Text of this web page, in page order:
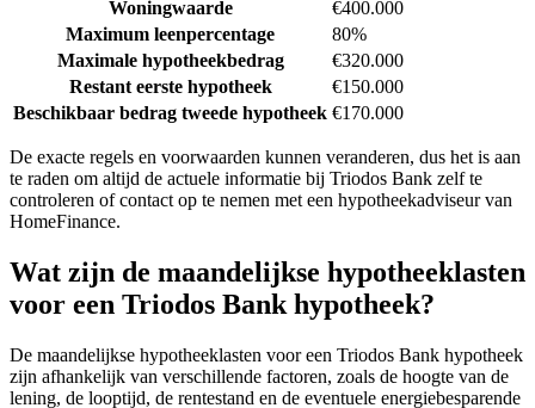
Woningwaarde
€400.000
Maximum leenpercentage
80%
Maximale hypotheekbedrag
€320.000
Restant eerste hypotheek
€150.000
Beschikbaar bedrag tweede hypotheek €170.000
De exacte regels en voorwaarden kunnen veranderen, dus het is aan
te raden om altijd de actuele informatie bij Triodos Bank zelf te
controleren of contact op te nemen met een hypotheekadviseur van
HomeFinance.
Wat zijn de maandelijkse hypotheeklasten
voor een Triodos Bank hypotheek?
De maandelijkse hypotheeklasten voor een Triodos Bank hypotheek
zijn afhankelijk van verschillende factoren, zoals de hoogte van de
lening, de looptijd, de rentestand en de eventuele energiebesparende